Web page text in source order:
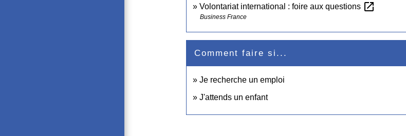
Volontariat international : foire aux questions open_in_new
Business France
Comment faire si...
Je recherche un emploi
J'attends un enfant